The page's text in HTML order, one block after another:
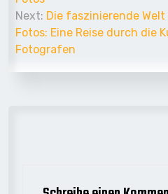
Next: Die faszinierende
Fotos: Eine Reise durch die
Fotografen